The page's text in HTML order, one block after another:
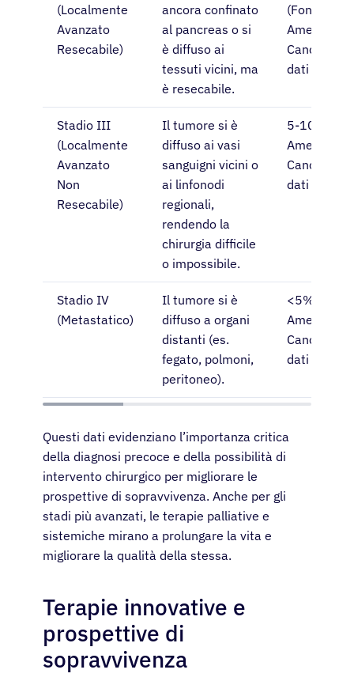
(Localmente
Avanzato
Resecabile)
ancora confinato
al pancreas o si
è diffuso ai
tessuti vicini, ma
è resecabile.
(Fonte:
American
Cancer
dati
Stadio III
(Localmente
Avanzato
Non
Resecabile)
Il tumore si è
diffuso ai vasi
sanguigni vicini o
ai linfonodi
regionali,
rendendo la
chirurgia difficile
o impossibile.
5-10%
American
Cancer
dati
Stadio IV
(Metastatico)
Il tumore si è
diffuso a organi
distanti (es.
fegato, polmoni,
peritoneo).
<5%
American
Cancer
dati
Questi dati evidenziano l’importanza critica
della diagnosi precoce e della possibilità di
intervento chirurgico per migliorare le
prospettive di sopravvivenza. Anche per gli
stadi più avanzati, le terapie palliative e
sistemiche mirano a prolungare la vita e
migliorare la qualità della stessa.
Terapie innovative e
prospettive di
sopravvivenza